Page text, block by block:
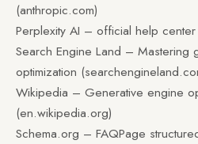
(anthropic.com)
Perplexity AI – official help center
Search Engine Land – Mastering
optimization
Wikipedia – Generative engine
(en.wikipedia.org)
Schema.org – FAQPage